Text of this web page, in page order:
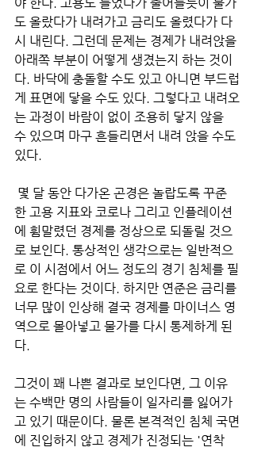
도 올랐다가 내려가고 금리도 올렸다가 다
시 내린다. 그런데 문제는 경제가 내려앉을
아래쪽 부분이 어떻게 생겼는지 하는 것이
다. 바닥에 충돌할 수도 있고 아니면 부드럽
게 표면에 닿을 수도 있다. 그렇다고 내려오
는 과정이 바람이 없이 조용히 닿지 않을
수 있으며 마구 흔들리면서 내려 앉을 수도
있다.
한 고용 지표와 코로나 그리고 인플레이션
에 휨말렸던 경제를 정상으로 되돌릴 것으
로 보인다. 통상적인 생각으로는 일반적으
로 이 시점에서 어느 정도의 경기 침체를 필
요로 한다는 것이다. 하지만 연준은 금리를
너무 많이 인상해 결국 경제를 마이너스 영
역으로 몰아넣고 물가를 다시 통제하게 된
다.
그것이 꽤 나쁜 결과로 보인다면, 그 이유
는 수백만 명의 사람들이 일자리를 잃어가
고 있기 때문이다. 물론 본격적인 침체 국면
에 진입하지 않고 경제가 진정되는 '연착